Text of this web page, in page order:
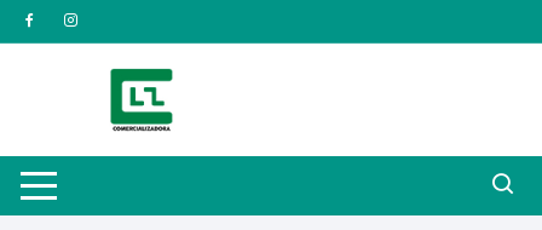
Saltar
al